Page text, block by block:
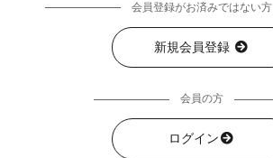
会員登録がお済みではない方
新規会員登録
会員の方
ログイン